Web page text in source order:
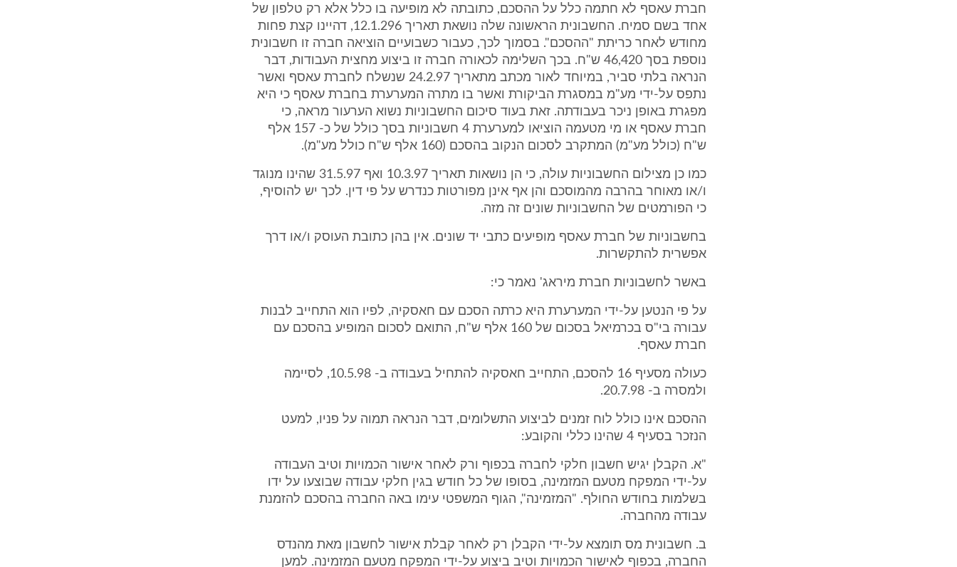
חברת עאסף לא חתמה כלל על ההסכם, כתובתה לא מופיעה בו כלל אלא רק טלפון של
אחד בשם סמיח. החשבונית הראשונה שלה נושאת תאריך 12.1.296, דהיינו קצת פחות
מחודש לאחר כריתת "ההסכם". בסמוך לכך, כעבור כשבועיים הוציאה חברה זו חשבונית
נוספת בסך 46,420 ש"ח. בכך השלימה לכאורה חברה זו ביצוע מחצית העבודות, דבר
הנראה בלתי סביר, במיוחד לאור מכתב מתאריך 24.2.97 שנשלח לחברת עאסף ואשר
נתפס על-ידי מע"מ במסגרת הביקורת ואשר בו מתרה המערערת בחברת עאסף כי היא
מפגרת באופן ניכר בעבודתה. זאת בעוד סיכום החשבוניות נשוא הערעור מראה, כי
חברת עאסף או מי מטעמה הוציאו למערערת 4 חשבוניות בסך כולל של כ- 157 אלף
ש"ח (כולל מע"מ) המתקרב לסכום הנקוב בהסכם (160 אלף ש"ח כולל מע"מ).
כמו כן מצילום החשבוניות עולה, כי הן נושאות תאריך 10.3.97 ואף 31.5.97 שהינו מנוגד
ו/או מאוחר בהרבה מהמוסכם והן אף אינן מפורטות כנדרש על פי דין. לכך יש להוסיף,
כי הפורמטים של החשבוניות שונים זה מזה.
בחשבוניות של חברת עאסף מופיעים כתבי יד שונים. אין בהן כתובת העוסק ו/או דרך
אפשרית להתקשרות.
באשר לחשבוניות חברת מיראג' נאמר כי:
על פי הנטען על-ידי המערערת היא כרתה הסכם עם חאסקיה, לפיו הוא התחייב לבנות
עבורה בי"ס בכרמיאל בסכום של 160 אלף ש"ח, התואם לסכום המופיע בהסכם עם
חברת עאסף.
כעולה מסעיף 16 להסכם, התחייב חאסקיה להתחיל בעבודה ב- 10.5.98, לסיימה
ולמסרה ב- 20.7.98.
ההסכם אינו כולל לוח זמנים לביצוע התשלומים, דבר הנראה תמוה על פניו, למעט
הנזכר בסעיף 4 שהינו כללי והקובע:
"א. הקבלן יגיש חשבון חלקי לחברה בכפוף ורק לאחר אישור הכמויות וטיב העבודה
על-ידי המפקח מטעם המזמינה, בסופו של כל חודש בגין חלקי עבודה שבוצעו על ידו
בשלמות בחודש החולף. "המזמינה", הגוף המשפטי עימו באה החברה בהסכם להזמנת
עבודה מהחברה.
ב. חשבונית מס תומצא על-ידי הקבלן רק לאחר קבלת אישור לחשבון מאת מהנדס
החברה, בכפוף לאישור הכמויות וטיב ביצוע על-ידי המפקח מטעם המזמינה. למען